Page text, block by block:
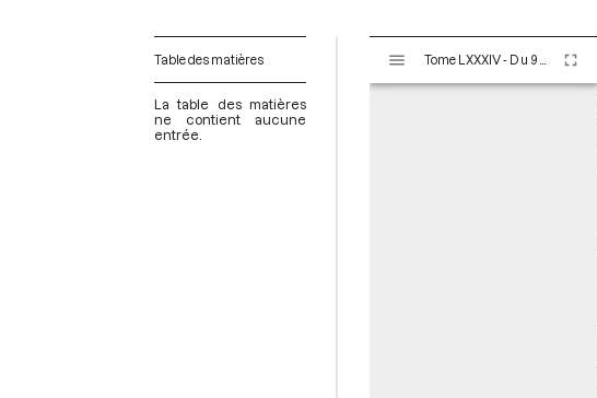
Table des matières
La table des matières
ne contient aucune
entrée.
s